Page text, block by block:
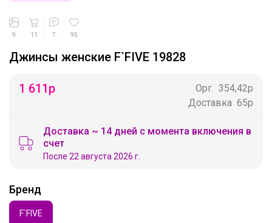
9 11 7 95
Джинсы женские F`FIVE 19828
1 611р Орг. 354,42р
Доставка 65р
Доставка ~ 14 дней с момента включения в
счет
После 22 августа 2026 г.
Бренд
F`FIVE